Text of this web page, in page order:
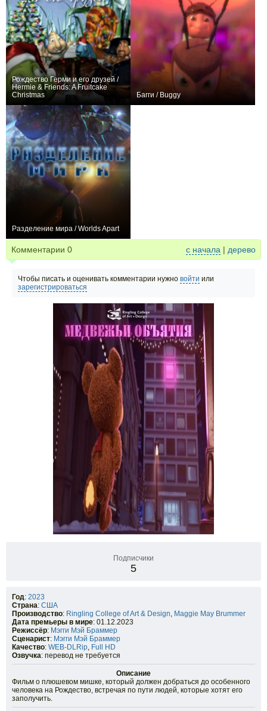
Рождество Герми и его друзей /
Hermie & Friends: A Fruitcake
Christmas
Багги / Buggy
Разделение мира / Worlds Apart
Комментарии 0 с начала | дерево
Чтобы писать и оценивать комментарии нужно войти или
зарегистрироваться
Подписчики
5
Год: 2023
Страна: США
Производство: Ringling College of Art & Design, Maggie May Brummer
Дата премьеры в мире: 01.12.2023
Режиссёр: Мэгги Мэй Браммер
Сценарист: Мэгги Мэй Браммер
Качество: WEB-DLRip, Full HD
Озвучка: перевод не требуется
Описание
Фильм о плюшевом мишке, который должен добраться до особенного
человека на Рождество, встречая по пути людей, которые хотят его
заполучить.